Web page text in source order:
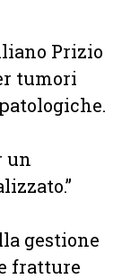
Prizio
tumori
un
gestione
fratture